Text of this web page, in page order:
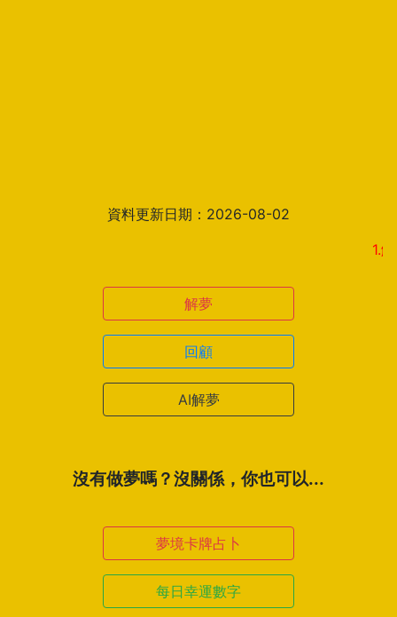
資料更新日期：2026-08-02
1.解夢結
解夢
回顧
AI解夢
沒有做夢嗎？沒關係，你也可以...
夢境卡牌占卜
每日幸運數字